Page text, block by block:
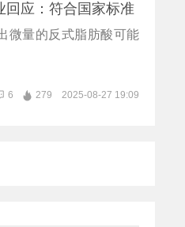
回应：符合国家标准
微量的反式脂肪酸可能
6 279 2025-08-27 19:09